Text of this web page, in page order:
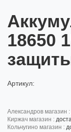
18650
Артикул:
александров магазин :
киржач магазин :
кольчугино магазин :